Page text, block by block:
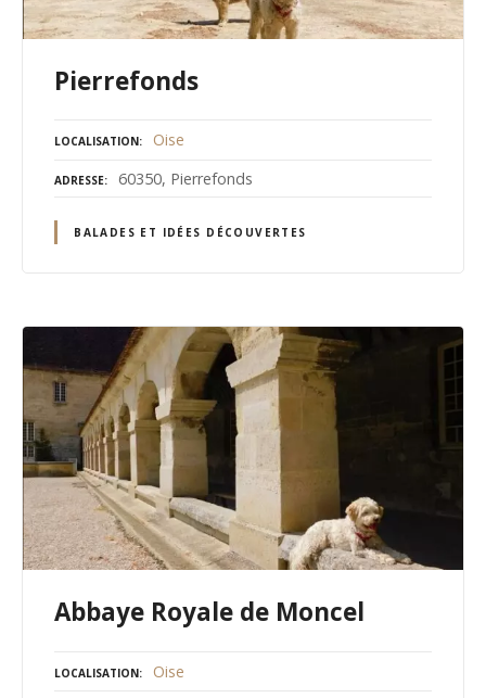
Pierrefonds
LOCALISATION Oise
ADRESSE 60350, Pierrefonds
BALADES ET IDÉES DÉCOUVERTES
Abbaye Royale de Moncel
LOCALISATION Oise